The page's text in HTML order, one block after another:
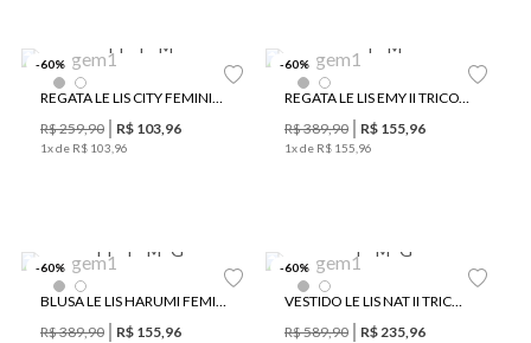
-60%
PP P M
REGATA LE LIS CITY FEMININA
R$259,90 R$ 103,96
1x de R$ 103 96
-60%
P M
REGATA LE LIS EMY II TRICOT FEMININA
R$389,90 R$ 155,96
1x de R$ 155 96
-60%
PP P M G
BLUSA LE LIS HARUMI FEMININA
R$389,90 R$ 155,96
-60%
P M G
VESTIDO LE LIS NAT II TRICOT FEMININO
R$589,90 R$235,96